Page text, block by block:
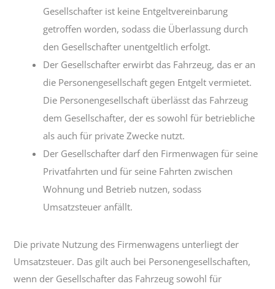
Gesellschafter ist keine Entgeltvereinbarung
getroffen worden, sodass die Überlassung durch
den Gesellschafter unentgeltlich erfolgt.
Der Gesellschafter erwirbt das Fahrzeug, das er an
die Personengesellschaft gegen Entgelt vermietet.
Die Personengesellschaft überlässt das Fahrzeug
dem Gesellschafter, der es sowohl für betriebliche
als auch für private Zwecke nutzt.
Der Gesellschafter darf den Firmenwagen für seine
Privatfahrten und für seine Fahrten zwischen
Wohnung und Betrieb nutzen, sodass
Umsatzsteuer anfällt.
Die private Nutzung des Firmenwagens unterliegt der
Umsatzsteuer. Das gilt auch bei Personengesellschaften,
wenn der Gesellschafter das Fahrzeug sowohl für